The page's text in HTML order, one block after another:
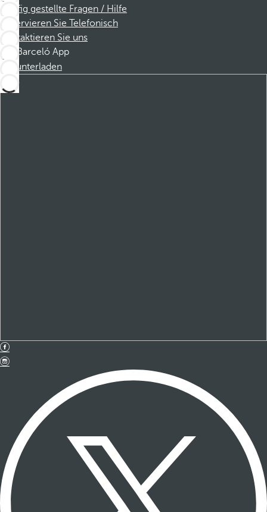
Häufig gestellte Fragen / Hilfe
Reservieren Sie Telefonisch
Kontaktieren Sie uns
Barceló App
Herunterladen